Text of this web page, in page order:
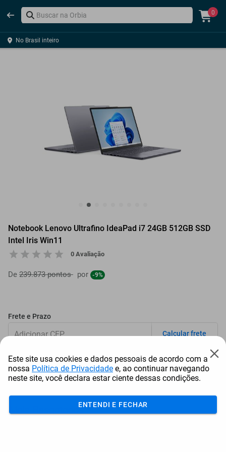
0
No Brasil inteiro
Notebook Lenovo Ultrafino IdeaPad i7 24GB 512GB SSD
Intel Iris Win11
0 Avaliação
De 239.873 pontos por -9%
Frete e Prazo
Calcular frete
Utilizar endereço cadastrado
Adicionar ao carrinho
Mais Resgatados
Este site usa cookies e dados pessoais de acordo com a
nossa Política de Privacidade e, ao continuar navegando
neste site, você declara estar ciente dessas condições.
ENTENDI E FECHAR